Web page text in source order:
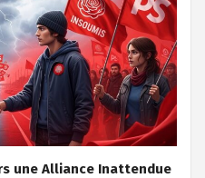
une Alliance Inattendue